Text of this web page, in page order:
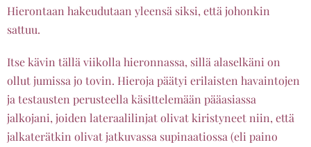
Hierontaan hakeudutaan yleensä siksi, että johonkin
sattuu.
Itse kävin tällä viikolla hieronnassa, sillä alaselkäni on
ollut jumissa jo tovin. Hieroja päätyi erilaisten havaintojen
ja testausten perusteella käsittelemään pääasiassa
jalkojani, joiden lateraalilinjat olivat kiristyneet niin, että
jalkaterätkin olivat jatkuvassa supinaatiossa (eli paino